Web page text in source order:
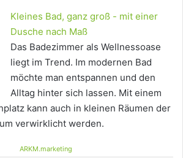
Kleines Bad, ganz groß - mit einer
Dusche nach Maß
Das Badezimmer als Wellnessoase
liegt im Trend. Im modernen Bad
möchte man entspannen und den
Alltag hinter sich lassen. Mit einem
kann auch in kleinen Räumen der
verwirklicht werden.
ARKM.marketing